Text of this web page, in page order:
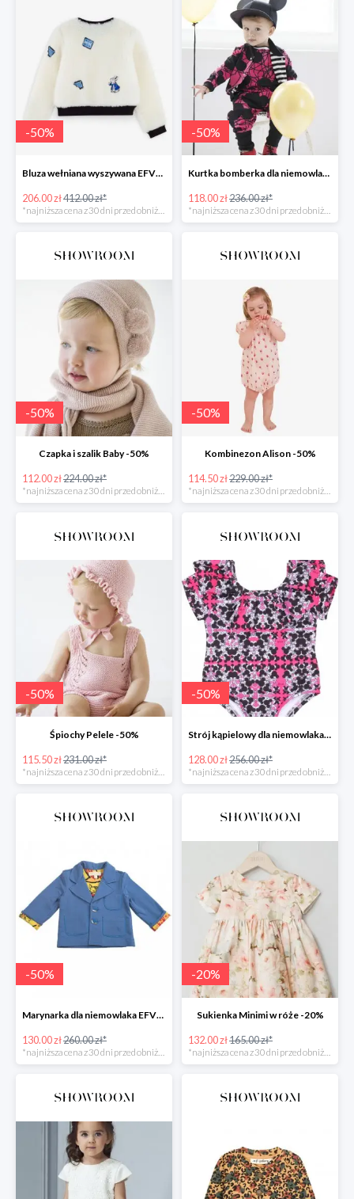
-50%
Bluza wełniana wyszywana EFVVA -50%
206.00 zł412.00 zł*
-50%
Kurtka bomberka dla niemowlaka Myszka -50%
118.00 zł236.00 zł*
-50%
Czapka i szalik Baby -50%
112.00 zł224.00 zł*
*najniższa cena z 30 dni przed obniżką
-50%
Kombinezon Alison -50%
114.50 zł229.00 zł*
*najniższa cena z 30 dni przed obniżką
-50%
Śpiochy Pelele -50%
115.50 zł231.00 zł*
-50%
Strój kąpielowy dla niemowlaka Myszka -50%
128.00 zł256.00 zł*
-50%
Marynarka dla niemowlaka EFVVA -50%
130.00 zł260.00 zł*
-20%
Sukienka Minimi w róże -20%
132.00 zł165.00 zł*